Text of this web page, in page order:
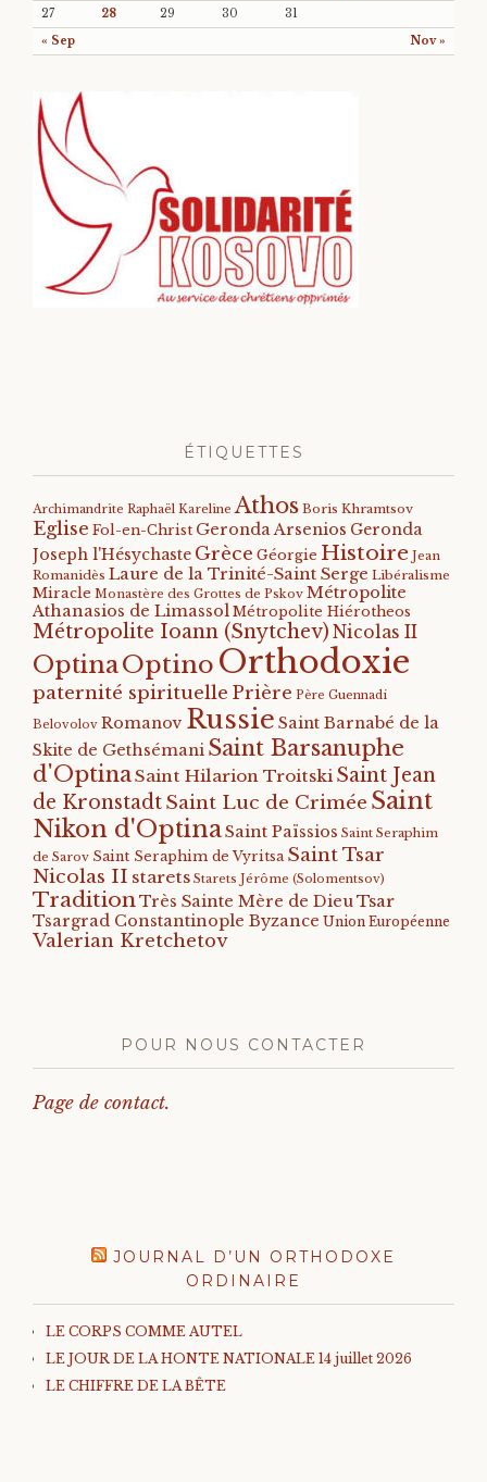
« Sep Nov »
27
28 29 30 31
ÉTIQUETTES
Archimandrite Raphaël Kareline Athos Boris Khramtsov
Eglise Fol-en-Christ Geronda Arsenios Geronda
Joseph l'Hésychaste Grèce Géorgie Histoire Jean
Romanidès Laure de la Trinité-Saint Serge Libéralisme
Miracle Monastère des Grottes de Pskov Métropolite
Athanasios de Limassol Métropolite Hiérotheos
Métropolite Ioann (Snytchev) Nicolas II
OptinaOptino Orthodoxie
paternité spirituelle Prière Père Guennadi
Belovolov Romanov Russie Saint Barnabé de la
Skite de Gethsémani Saint Barsanuphe
d'OptinaSaint Hilarion Troitski Saint Jean
de KronstadtSaint Luc de Crimée Saint
Nikon d'OptinaSaint Païssios Saint Seraphim
de Sarov Saint Seraphim de Vyritsa Saint Tsar
Nicolas II starets Starets Jérôme (Solomentsov)
TraditionTrès Sainte Mère de DieuTsar
Tsargrad Constantinople Byzance Union Européenne
Valerian Kretchetov
POUR NOUS CONTACTER
Page de contact.
JOURNAL D’UN ORTHODOXE
ORDINAIRE
LE CORPS COMME AUTEL
LE JOUR DE LA HONTE NATIONALE 14 juillet 2026
LE CHIFFRE DE LA BÊTE